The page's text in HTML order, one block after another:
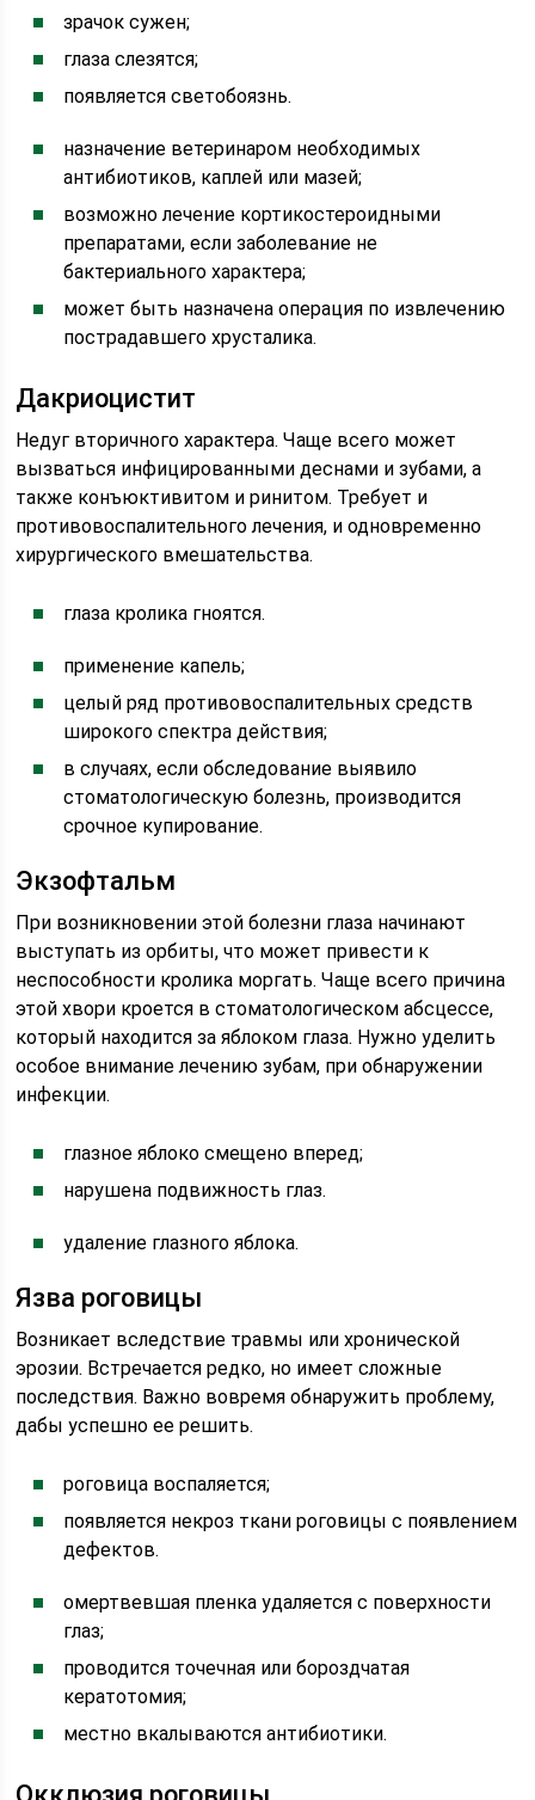
зрачок сужен;
глаза слезятся;
появляется светобоязнь.
назначение ветеринаром необходимых
антибиотиков, каплей или мазей;
возможно лечение кортикостероидными
препаратами, если заболевание не
бактериального характера;
может быть назначена операция по извлечению
пострадавшего хрусталика.
Дакриоцистит
Недуг вторичного характера. Чаще всего может
вызваться инфицированными деснами и зубами, а
также конъюктивитом и ринитом. Требует и
противовоспалительного лечения, и одновременно
хирургического вмешательства.
глаза кролика гноятся.
применение капель;
целый ряд противовоспалительных средств
широкого спектра действия;
в случаях, если обследование выявило
стоматологическую болезнь, производится
срочное купирование.
Экзофтальм
При возникновении этой болезни глаза начинают
выступать из орбиты, что может привести к
неспособности кролика моргать. Чаще всего причина
этой хвори кроется в стоматологическом абсцессе,
который находится за яблоком глаза. Нужно уделить
особое внимание лечению зубам, при обнаружении
инфекции.
глазное яблоко смещено вперед;
нарушена подвижность глаз.
удаление глазного яблока.
Язва роговицы
Возникает вследствие травмы или хронической
эрозии. Встречается редко, но имеет сложные
последствия. Важно вовремя обнаружить проблему,
дабы успешно ее решить.
роговица воспаляется;
появляется некроз ткани роговицы с появлением
дефектов.
омертвевшая пленка удаляется с поверхности
глаз;
проводится точечная или бороздчатая
кератотомия;
местно вкалываются антибиотики.